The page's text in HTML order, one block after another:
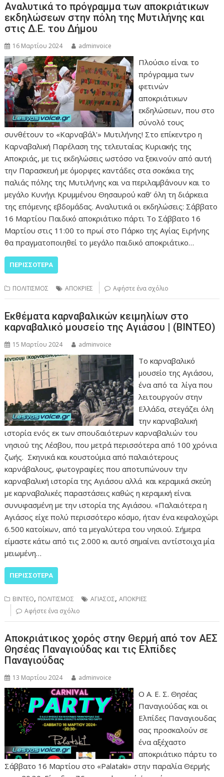
Αναλυτικά το πρόγραμμα των αποκριάτικων
εκδηλώσεων στην πόλη της Μυτιλήνης και
στις Δ.Ε. του Δήμου
16 Μαρτίου 2024 adminvoice
Πλούσιο είναι το
πρόγραμμα των
φετινών
αποκριάτικων
εκδηλώσεων, που στο
σύνολό τους
συνθέτουν το «Καρναβάλ’» Μυτιλήνης! Στο επίκεντρο η
Καρναβαλική Παρέλαση της τελευταίας Κυριακής της
Αποκριάς, με τις εκδηλώσεις ωστόσο να ξεκινούν από αυτή
την Παρασκευή με όμορφες καντάδες στα σοκάκια της
παλιάς πόλης της Μυτιλήνης και να περιλαμβάνουν και το
μεγάλο Κυνήγι Κρυμμένου Θησαυρού καθ’ όλη τη διάρκεια
της επόμενης εβδομάδας. Αναλυτικά οι εκδηλώσεις: Σάββατο
16 Μαρτίου Παιδικό αποκριάτικο πάρτι Το Σάββατο 16
Μαρτίου στις 11:00 το πρωί στο Πάρκο της Αγίας Ειρήνης
θα πραγματοποιηθεί το μεγάλο παιδικό αποκριάτικο…
ΠΕΡΙΣΣΌΤΕΡΑ
ΠΟΛΙΤΙΣΜΟΣ ΑΠΟΚΡΙΕΣ Αφήστε ένα σχόλιο
Εκθέματα καρναβαλικών κειμηλίων στο
καρναβαλικό μουσείο της Αγιάσου | (ΒΙΝΤΕΟ)
15 Μαρτίου 2024 adminvoice
Το καρναβαλικό
μουσείο της Αγιάσου,
ένα από τα λίγα που
λειτουργούν στην
Ελλάδα, στεγάζει όλη
την καρναβαλική
ιστορία ενός εκ των σπουδαιότερων καρναβαλιών του
νησιού της Λέσβου, που μετρά περισσότερα από 100 χρόνια
ζωής. Σκηνικά και κουστούμια από παλαιότερους
καρνάβαλους, φωτογραφίες που αποτυπώνουν την
καρναβαλική ιστορία της Αγιάσου αλλά και κεραμικά σκεύη
με καρναβαλικές παραστάσεις καθώς η κεραμική είναι
συνυφασμένη με την ιστορία της Αγιάσου. «Παλαιότερα η
Αγιάσος είχε πολύ περισσότερο κόσμο, ήταν ένα κεφαλοχώρι
6.500 κατοίκων, από τα μεγαλύτερα του νησιού. Σήμερα
είμαστε κάτω από τις 2.000 κι αυτό σημαίνει αντίστοιχα μία
μειωμένη…
ΠΕΡΙΣΣΌΤΕΡΑ
ΒΙΝΤΕΟ, ΠΟΛΙΤΙΣΜΟΣ ΑΓΙΑΣΟΣ,ΑΠΟΚΡΙΕΣ
Αφήστε ένα σχόλιο
Αποκριάτικος χορός στην Θερμή από τον ΑΕΣ
Θησέας Παναγιούδας και τις Ελπίδες
Παναγιούδας
13 Μαρτίου 2024 adminvoice
Ο Α. Ε. Σ. Θησέας
Παναγιούδας και οι
Ελπίδες Παναγιουδας
σας προσκαλούν σε
ένα αξέχαστο
αποκριάτικο πάρτυ το
Σάββατο 16 Μαρτίου στο «Palataki» στην παραλία Θερμής